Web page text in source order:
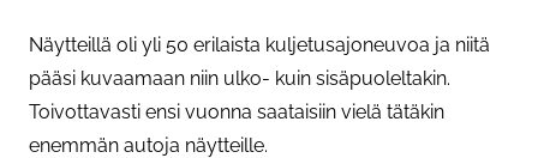
Näytteillä oli yli 50 erilaista kuljetusajoneuvoa ja niitä
pääsi kuvaamaan niin ulko- kuin sisäpuoleltakin.
Toivottavasti ensi vuonna saataisiin vielä tätäkin
enemmän autoja näytteille.